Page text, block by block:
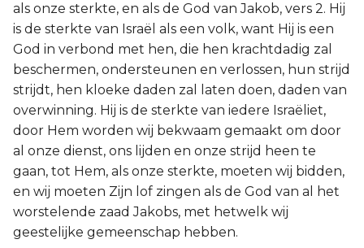
als onze sterkte, en als de God van Jakob, vers 2. Hij
is de sterkte van Israël als een volk, want Hij is een
God in verbond met hen, die hen krachtdadig zal
beschermen, ondersteunen en verlossen, hun strijd
strijdt, hen kloeke daden zal laten doen, daden van
overwinning. Hij is de sterkte van iedere Israëliet,
door Hem worden wij bekwaam gemaakt om door
al onze dienst, ons lijden en onze strijd heen te
gaan, tot Hem, als onze sterkte, moeten wij bidden,
en wij moeten Zijn lof zingen als de God van al het
worstelende zaad Jakobs, met hetwelk wij
geestelijke gemeenschap hebben.